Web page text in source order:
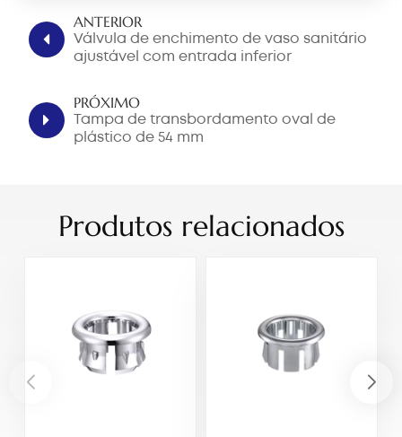
ANTERIOR
Válvula de enchimento de vaso sanitário
ajustável com entrada inferior
PRÓXIMO
Tampa de transbordamento oval de
plástico de 54 mm
Produtos relacionados